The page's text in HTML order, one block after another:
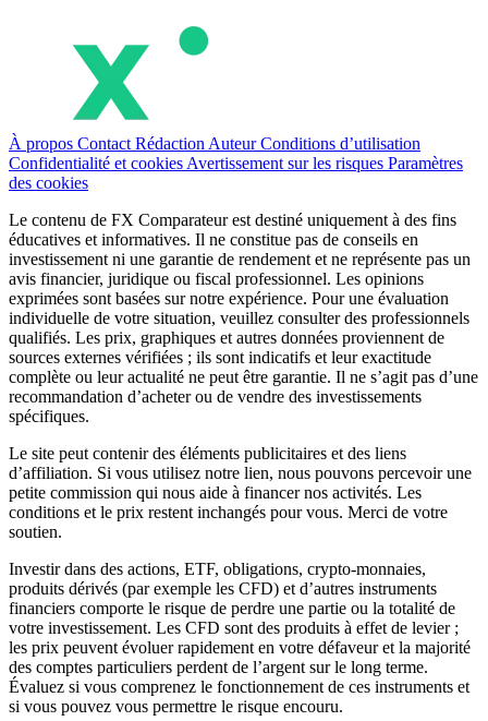
À propos Contact Rédaction AuteurConditions d’utilisation
Confidentialité et cookies Avertissement sur les risques Paramètres
des cookies
Le contenu de FX Comparateur est destiné uniquement à des fins
éducatives et informatives. Il ne constitue pas de conseils en
investissement ni une garantie de rendement et ne représente pas un
avis financier, juridique ou fiscal professionnel. Les opinions
exprimées sont basées sur notre expérience. Pour une évaluation
individuelle de votre situation, veuillez consulter des professionnels
qualifiés. Les prix, graphiques et autres données proviennent de
sources externes vérifiées ; ils sont indicatifs et leur exactitude
complète ou leur actualité ne peut être garantie. Il ne s’agit pas d’une
recommandation d’acheter ou de vendre des investissements
spécifiques.
Le site peut contenir des éléments publicitaires et des liens
d’affiliation. Si vous utilisez notre lien, nous pouvons percevoir une
petite commission qui nous aide à financer nos activités. Les
conditions et le prix restent inchangés pour vous. Merci de votre
soutien.
Investir dans des actions, ETF, obligations, crypto-monnaies,
produits dérivés (par exemple les CFD) et d’autres instruments
financiers comporte le risque de perdre une partie ou la totalité de
votre investissement. Les CFD sont des produits à effet de levier ;
les prix peuvent évoluer rapidement en votre défaveur et la majorité
des comptes particuliers perdent de l’argent sur le long terme.
Évaluez si vous comprenez le fonctionnement de ces instruments et
si vous pouvez vous permettre le risque encouru.